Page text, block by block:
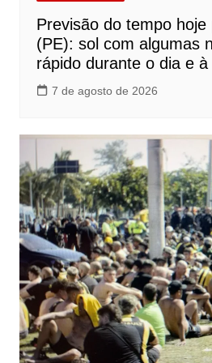
Previsão do tempo
(PE): sol com algumas
rápido durante o dia e à
7 de agosto de 2026